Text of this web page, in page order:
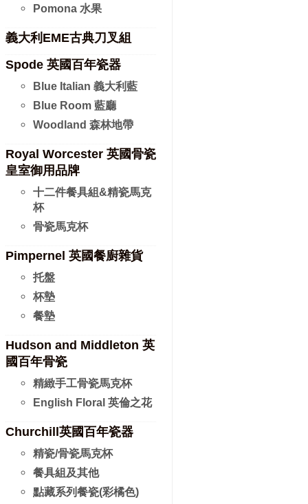
Pomona 水果
義大利EME古典刀叉組
Spode 英國百年瓷器
Blue Italian 義大利藍
Blue Room 藍廳
Woodland 森林地帶
Royal Worcester 英國骨瓷
皇室御用品牌
十二件餐具組&精瓷馬克
杯
骨瓷馬克杯
Pimpernel 英國餐廚雜貨
托盤
杯墊
餐墊
Hudson and Middleton 英
國百年骨瓷
精緻手工骨瓷馬克杯
English Floral 英倫之花
Churchill英國百年瓷器
精瓷/骨瓷馬克杯
餐具組及其他
點藏系列餐瓷(彩橘色)